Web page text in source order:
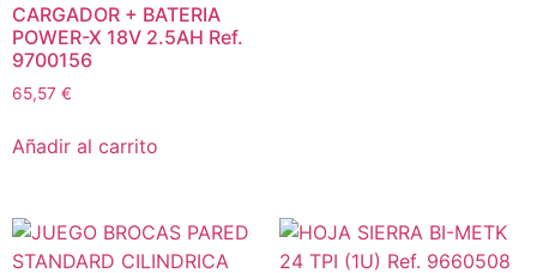
CARGADOR + BATERIA
POWER-X 18V 2.5AH Ref.
9700156
65,57 €
Añadir al carrito